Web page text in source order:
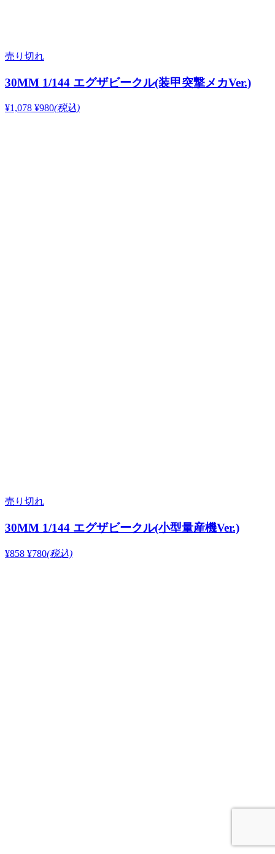
売り切れ
30MM 1/144 エグザビークル(装甲突撃メカVer.)
¥1,078 ¥980(税込)
売り切れ
30MM 1/144 エグザビークル(小型量産機Ver.)
¥858 ¥780(税込)